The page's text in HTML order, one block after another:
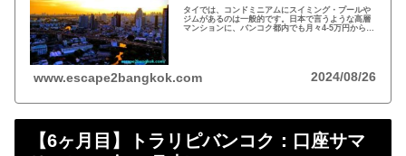
タイでは、コンドミニアムにスイミング・プールや
ジムがあるのは一般的です。日本で言うような高層
マンションに、バンコク都内でも月々4-5万円から賃
www.escape2bangkok.com 2024/08/26
【6ヶ月目】トラリピバンコク：口座サマ